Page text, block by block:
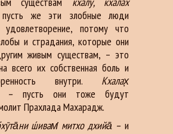
пусть же эти злобные люди
удовлетворение, потому что
и страдания, которые они
живым существам, – это
всего их собственная боль и
внутри. Кхалах̣
– пусть они тоже будут
Прахлада Махарадж.
ш́ивам̇ митхо дхийа̄ – и